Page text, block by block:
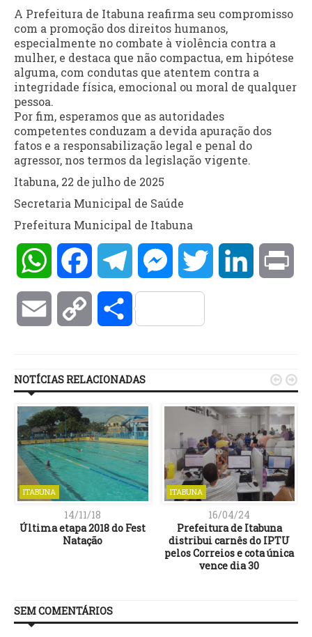
A Prefeitura de Itabuna reafirma seu compromisso
com a promoção dos direitos humanos,
especialmente no combate à violência contra a
mulher, e destaca que não compactua, em hipótese
alguma, com condutas que atentem contra a
integridade física, emocional ou moral de qualquer
pessoa.
Por fim, esperamos que as autoridades
competentes conduzam a devida apuração dos
fatos e a responsabilização legal e penal do
agressor, nos termos da legislação vigente.
Itabuna, 22 de julho de 2025
Secretaria Municipal de Saúde
Prefeitura Municipal de Itabuna
WhatsAppFacebookTelegramMessengerTwitter LinkedIn
Email Copy Compartilhar
NOTÍCIAS RELACIONADAS
ITABUNA
14/11/18
Última etapa 2018 do Fest
Natação
ITABUNA
16/04/24
Prefeitura de Itabuna
distribui carnês do IPTU
pelos Correios e cota única
vence dia 30
 
SEM COMENTÁRIOS